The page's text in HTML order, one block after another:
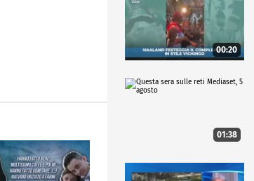
00:20
01:38